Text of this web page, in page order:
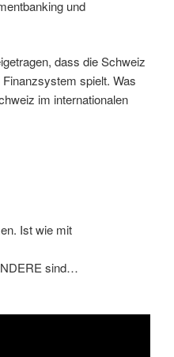
und
dass die Schweiz
spielt. Was
im internationalen
Ist wie mit
sind…